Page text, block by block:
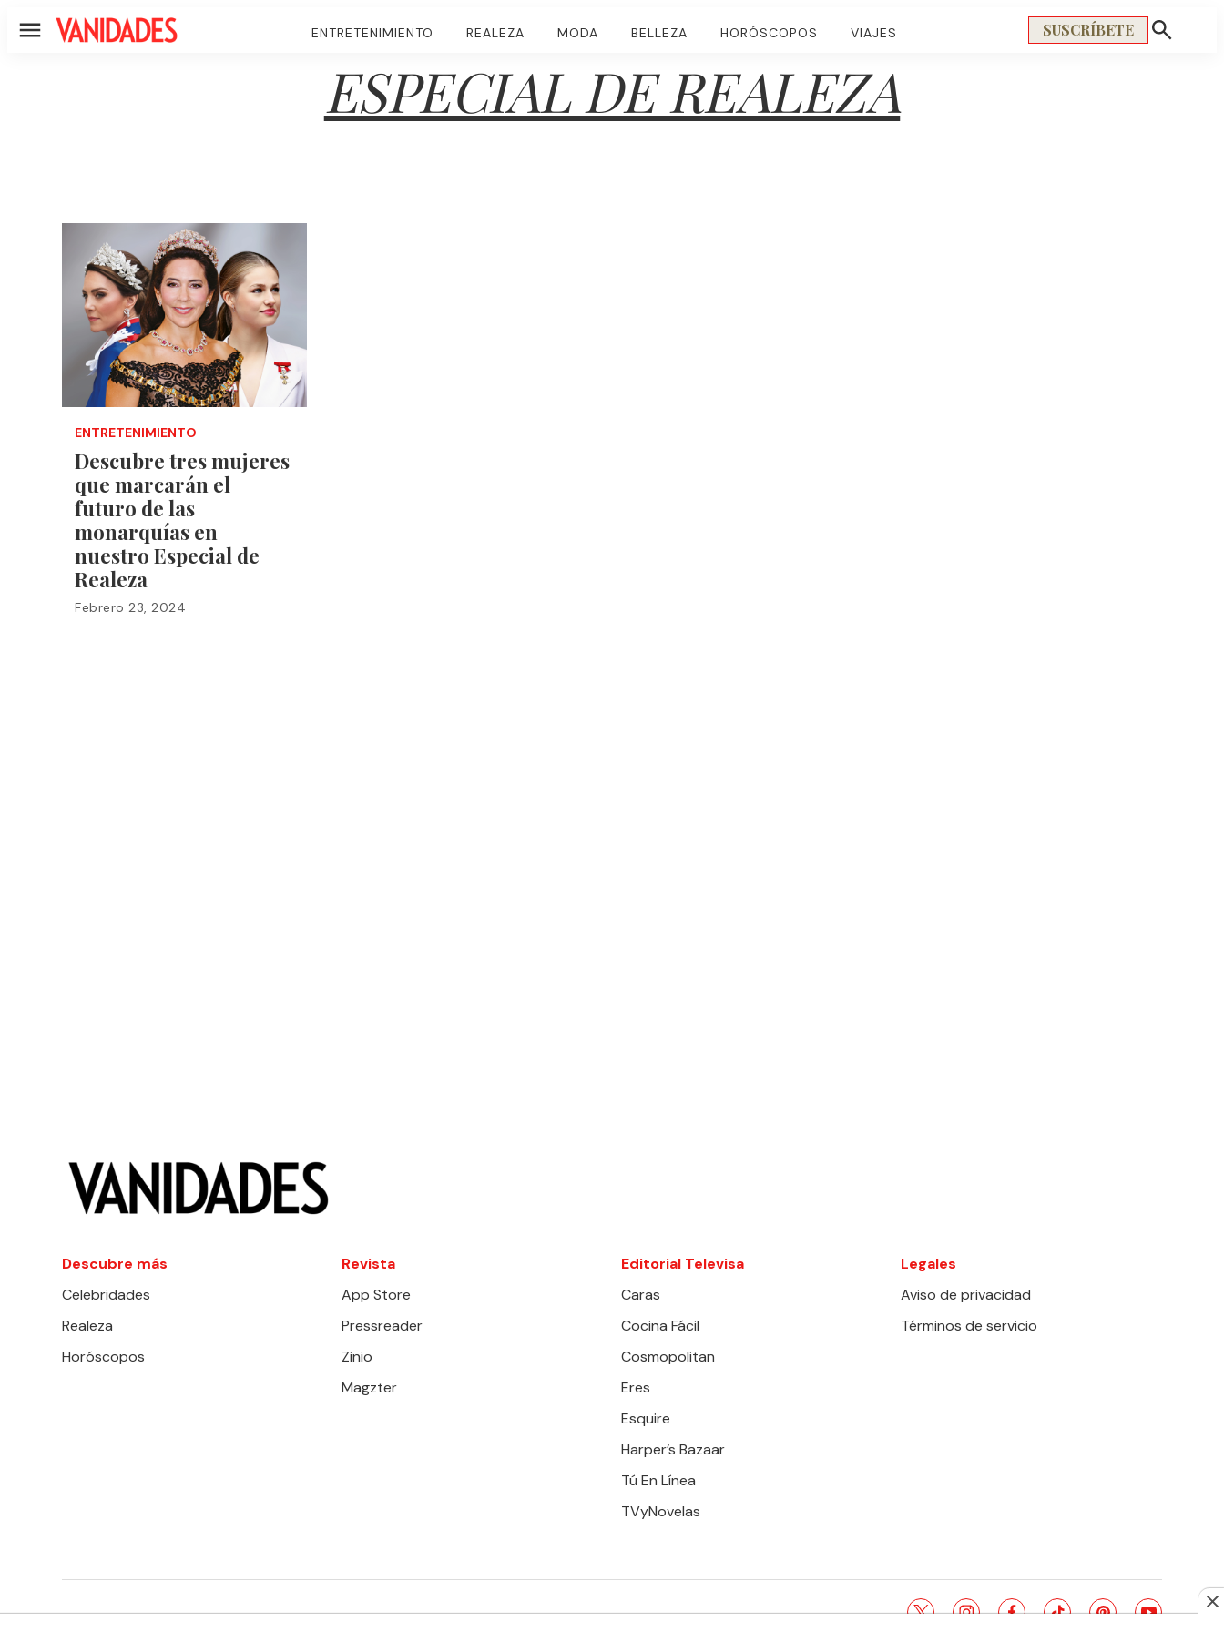
Menú ENTRETENIMIENTO REALEZA MODA BELLEZA HORÓSCOPOS VIAJES SUSCRÍBETE
Mostrar
ESPECIAL DE REALEZA
ENTRETENIMIENTO
Descubre tres mujeres
que marcarán el
futuro de las
monarquías en
nuestro Especial de
Realeza
Febrero 23, 2024
Descubre más
Celebridades
Realeza
Horóscopos
Revista
App Store
Pressreader
Zinio
Magzter
Editorial Televisa
Caras
Cocina Fácil
Cosmopolitan
Eres
Esquire
Harper’s Bazaar
Tú En Línea
TVyNovelas
Legales
Aviso de privacidad
Términos de servicio
EDITORIAL TELEVISA S.A. DE C.V. TODOS LOS DERECHOS RESERVADOS. TBG - EDITORIAL TELEVISA - LIFESTYLES twitterinstagramfacebooktiktokpinterestyoutube